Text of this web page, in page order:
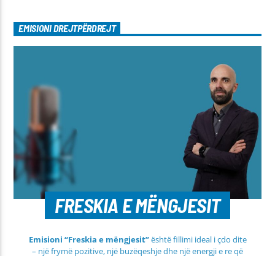
EMISIONI DREJTPËRDREJT
FRESKIA E MËNGJESIT
Emisioni “Freskia e mëngjesit”është fillimi ideal i çdo dite
– një frymë pozitive, një buzëqeshje dhe një energji e re që